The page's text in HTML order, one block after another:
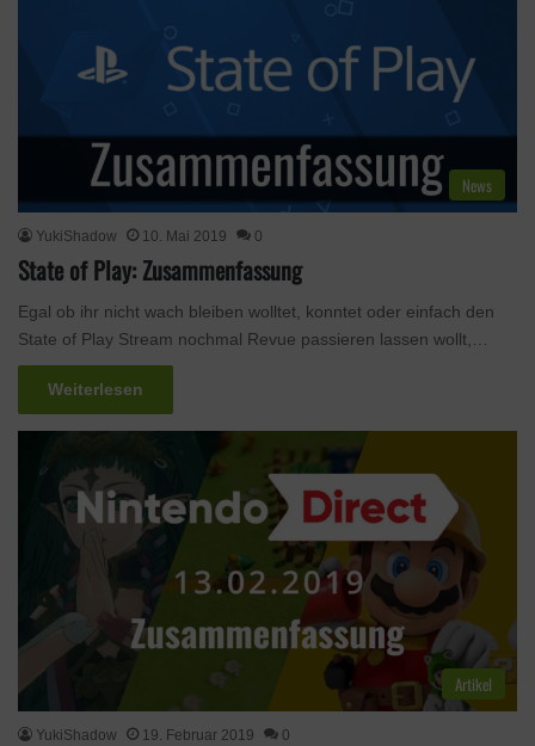
News
YukiShadow 10. Mai 2019 0
State of Play: Zusammenfassung
Egal ob ihr nicht wach bleiben wolltet, konntet oder einfach den
State of Play Stream nochmal Revue passieren lassen wollt,…
Weiterlesen
Artikel
YukiShadow 19. Februar 2019 0